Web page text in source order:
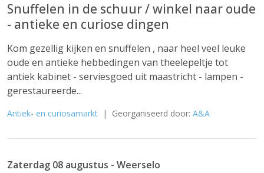
Snuffelen in de schuur / winkel naar oude
- antieke en curiose dingen
Kom gezellig kijken en snuffelen , naar heel veel leuke
oude en antieke hebbedingen van theelepeltje tot
antiek kabinet - serviesgoed uit maastricht - lampen -
gerestaureerde...
Antiek- en curiosamarkt | Georganiseerd door: A&A
Zaterdag 08 augustus - Weerselo